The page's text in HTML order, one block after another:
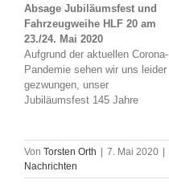
Absage Jubiläumsfest und
Fahrzeugweihe HLF 20 am
23./24. Mai 2020
Aufgrund der aktuellen Corona-
Pandemie sehen wir uns leider
gezwungen, unser
Jubiläumsfest 145 Jahre
Von Torsten Orth | 7. Mai 2020 |
Nachrichten